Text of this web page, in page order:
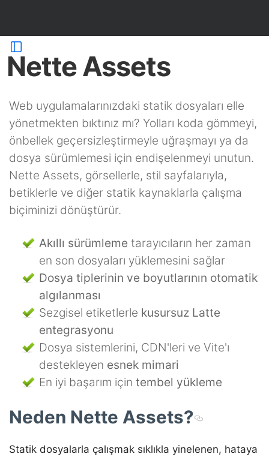
Nette Assets
Web uygulamalarınızdaki statik dosyaları elle
yönetmekten bıktınız mı? Yolları koda gömmeyi,
önbellek geçersizleştirmeyle uğraşmayı ya da
dosya sürümlemesi için endişelenmeyi unutun.
Nette Assets, görsellerle, stil sayfalarıyla,
betiklerle ve diğer statik kaynaklarla çalışma
biçiminizi dönüştürür.
Akıllı sürümleme tarayıcıların her zaman
en son dosyaları yüklemesini sağlar
Dosya tiplerinin ve boyutlarının otomatik
algılanması
Sezgisel etiketlerle kusursuz Latte
entegrasyonu
Dosya sistemlerini, CDN'leri ve Vite'ı
destekleyen esnek mimari
En iyi başarım için tembel yükleme
Neden Nette Assets?
Statik dosyalarla çalışmak sıklıkla yinelenen, hataya